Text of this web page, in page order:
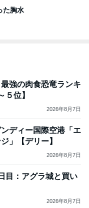
た胸水
強の肉食恐竜ランキ
位】
2026年8月7日
ディー国際空港「エ
」【デリー】
2026年8月7日
目：アグラ城と買い
2026年8月7日